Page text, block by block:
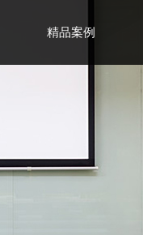
精品案例